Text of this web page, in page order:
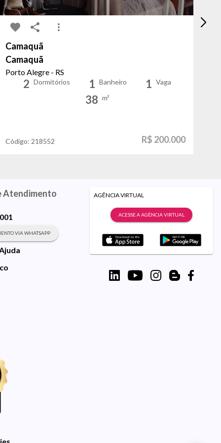
Camaquã
Camaquã
Porto Alegre - RS
2 Dormitórios 1 Banheiro 1 Vaga
38 m²
Código: 218552 R$ 200.000
Atendimento
VIA WHATSAPP
AGÊNCIA VIRTUAL
ACESSE A AGÊNCIA VIRTUAL